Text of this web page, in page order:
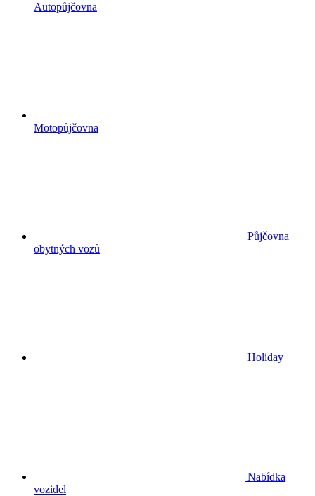
Autopůjčovna
Motopůjčovna
Půjčovna
obytných vozů
Holiday
Nabídka
vozidel